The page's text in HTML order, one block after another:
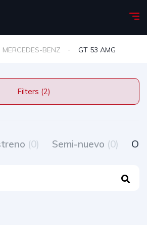
MERCEDES-BENZ GT 53 AMG
Filters (2)
(0) Semi-nuevo (0)